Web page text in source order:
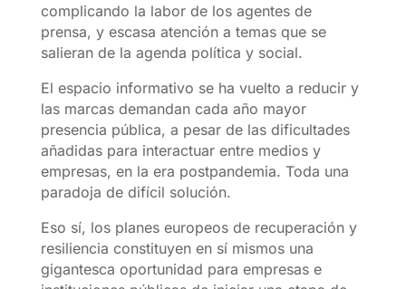
complicando la labor de los agentes de
prensa, y escasa atención a temas que se
salieran de la agenda política y social.
El espacio informativo se ha vuelto a reducir y
las marcas demandan cada año mayor
presencia pública, a pesar de las dificultades
añadidas para interactuar entre medios y
empresas, en la era postpandemia. Toda una
paradoja de difícil solución.
Eso sí, los planes europeos de recuperación y
resiliencia constituyen en sí mismos una
gigantesca oportunidad para empresas e